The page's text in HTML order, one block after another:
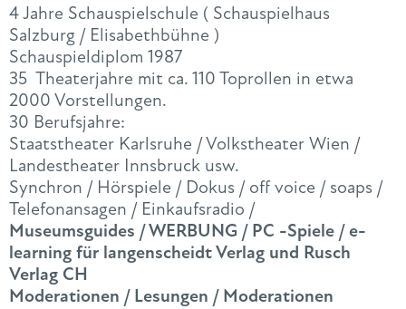
4 Jahre Schauspielschule ( Schauspielhaus
Salzburg / Elisabethbühne )
Schauspieldiplom 1987
35 Theaterjahre mit ca. 110 Toprollen in etwa
2000 Vorstellungen.
30 Berufsjahre:
Staatstheater Karlsruhe / Volkstheater Wien /
Landestheater Innsbruck usw.
Synchron / Hörspiele / Dokus / off voice / soaps /
Telefonansagen / Einkaufsradio /
Museumsguides / WERBUNG / PC -Spiele / e-
learning für langenscheidt Verlag und Rusch
Verlag CH
Moderationen / Lesungen / Moderationen